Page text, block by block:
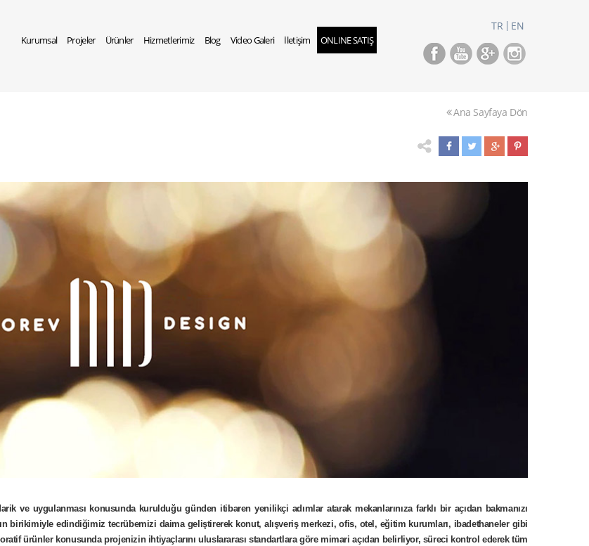
Kurumsal Projeler Ürünler Hizmetlerimiz Blog Video Galeri İletişim ONLINE SATIŞ
TR EN
Ana Sayfaya Dön
ve uygulanması konusunda kurulduğu günden itibaren yenilikçi adımlar atarak mekanlarınıza farklı bir açıdan bakmanızı
birikimiyle edindiğimiz tecrübemizi daima geliştirerek konut, alışveriş merkezi, ofis, otel, eğitim kurumları, ibadethaneler gibi
ürünler konusunda projenizin ihtiyaçlarını uluslararası standartlara göre mimari açıdan belirliyor, süreci kontrol ederek tüm